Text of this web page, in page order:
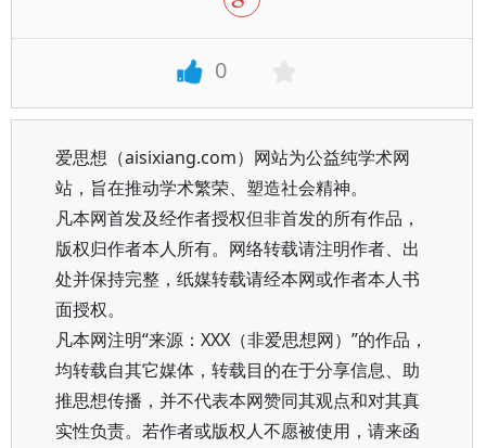
0
爱思想（aisixiang.com）网站为公益纯学术网
站，旨在推动学术繁荣、塑造社会精神。
凡本网首发及经作者授权但非首发的所有作品，
版权归作者本人所有。网络转载请注明作者、出
处并保持完整，纸媒转载请经本网或作者本人书
面授权。
凡本网注明“来源：XXX（非爱思想网）”的作品，
均转载自其它媒体，转载目的在于分享信息、助
推思想传播，并不代表本网赞同其观点和对其真
实性负责。若作者或版权人不愿被使用，请来函